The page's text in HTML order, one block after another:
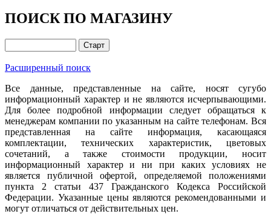
ПОИСК ПО МАГАЗИНУ
Расширенный поиск
Все данные, представленные на сайте, носят сугубо
информационный характер и не являются исчерпывающими.
Для более подробной информации следует обращаться к
менеджерам компании по указанным на сайте телефонам. Вся
представленная на сайте информация, касающаяся
комплектации, технических характеристик, цветовых
сочетаний, а также стоимости продукции, носит
информационный характер и ни при каких условиях не
является публичной офертой, определяемой положениями
пункта 2 статьи 437 Гражданского Кодекса Российской
Федерации. Указанные цены являются рекомендованными и
могут отличаться от действительных цен.